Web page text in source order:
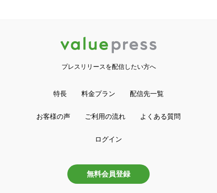
プレスリリースを配信したい方へ
特長 料金プラン 配信先一覧
お客様の声 ご利用の流れ よくある質問
ログイン
無料会員登録